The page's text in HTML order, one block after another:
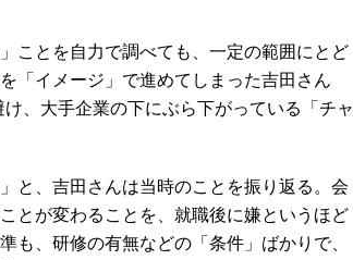
ことを自力で調べても、一定の範囲にとど
「イメージ」で進めてしまった吉田さん
、大手企業の下にぶら下がっている「チャ
と、吉田さんは当時のことを振り返る。会
とが変わることを、就職後に嫌というほど
も、研修の有無などの「条件」ばかりで、